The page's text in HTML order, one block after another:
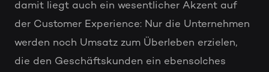
damit liegt auch ein wesentlicher Akzent auf
der Customer Experience: Nur die Unternehmen
werden noch Umsatz zum Überleben erzielen,
die den Geschäftskunden ein ebensolches